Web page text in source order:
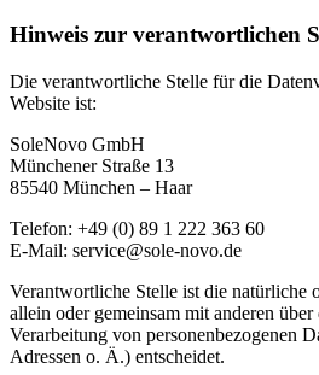
Hinweis zur verantwortlichen
Die verantwortliche Stelle für die
Website ist:
SoleNovo GmbH
Münchener Straße 13
85540 München – Haar
Telefon: +49 (0) 89 1 222 363 60
E-Mail: service@sole-novo.de
Verantwortliche Stelle ist die natürliche
allein oder gemeinsam mit anderen
Verarbeitung von personenbezogenen
Adressen o. Ä.) entscheidet.